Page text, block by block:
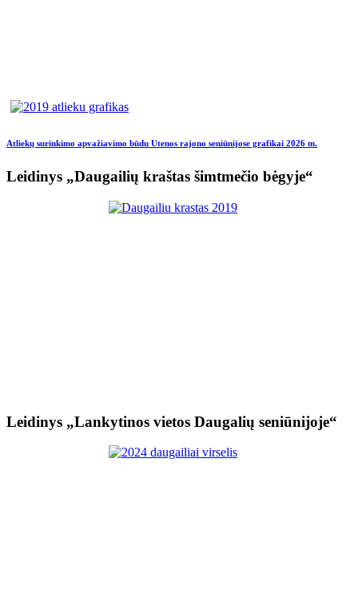
Atliekų surinkimo apvažiavimo būdu Utenos rajono seniūnijose grafikai 2026 m.
Leidinys „Daugailių kraštas šimtmečio bėgyje“
Leidinys „Lankytinos vietos Daugalių seniūnijoje“